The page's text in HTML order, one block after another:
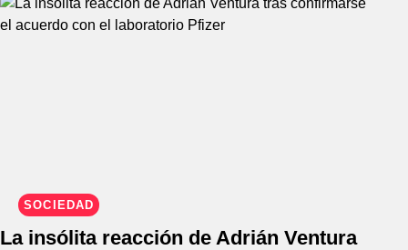
SOCIEDAD
La insólita reacción de Adrián Ventura